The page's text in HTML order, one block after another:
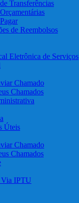
Transferências
de Reembolsos
Eletrônica de Serviços
Chamado
Chamados
Úteis
Chamado
Chamados
Via IPTU